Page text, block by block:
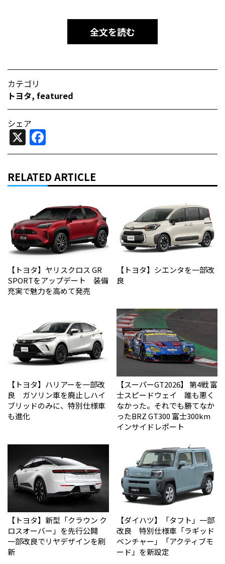
全文を読む
カテゴリ
トヨタ, featured
シェア
X
RELATED ARTICLE
【トヨタ】ヤリスクロス GR
SPORTをアップデート 装備
充実で魅力を高めて発売
【トヨタ】シエンタを一部改
良
【トヨタ】ハリアーを一部改
良 ガソリン車を廃止しハイ
ブリッドのみに、特別仕様車
も進化
【スーパーGT2026】 第4戦 富
士スピードウェイ 誰も悪く
なかった。それでも勝てなか
った――BRZ GT300 富士300km
インサイドレポート
【トヨタ】新型「クラウン ク
ロスオーバー」を先行公開
一部改良でリヤデザインを刷
新
【ダイハツ】「タフト」一部
改良 特別仕様車「ラギッド
ベンチャー」「アクティブモ
ード」を新設定